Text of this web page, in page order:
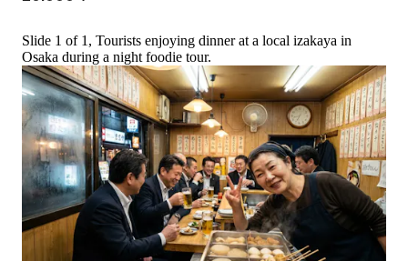
Slide 1 of 1, Tourists enjoying dinner at a local izakaya in
Osaka during a night foodie tour.